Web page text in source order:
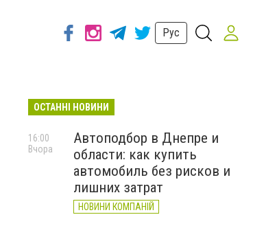
Рус
ОСТАННІ НОВИНИ
Автоподбор в Днепре и
области: как купить
автомобиль без рисков и
лишних затрат
НОВИНИ КОМПАНІЙ
16:00
Вчора